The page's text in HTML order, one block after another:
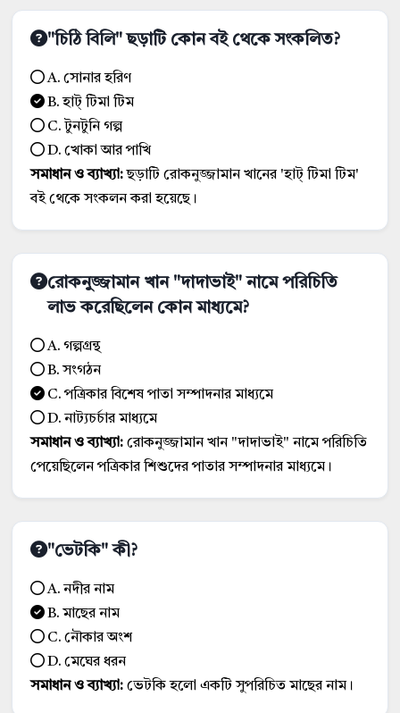
"চিঠি বিলি" ছড়াটি কোন বই থেকে সংকলিত?
A. সোনার হরিণ
B. হাট্ টিমা টিম
C. টুনটুনি গল্প
D. খোকা আর পাখি
সমাধান ও ব্যাখ্যা:ছড়াটি রোকনুজ্জামান খানের 'হাট্ টিমা টিম'
বই থেকে সংকলন করা হয়েছে।
রোকনুজ্জামান খান "দাদাভাই" নামে পরিচিতি
লাভ করেছিলেন কোন মাধ্যমে?
A. গল্পগ্রন্থ
B. সংগঠন
C. পত্রিকার বিশেষ পাতা সম্পাদনার মাধ্যমে
D. নাট্যচর্চার মাধ্যমে
সমাধান ও ব্যাখ্যা: রোকনুজ্জামান খান "দাদাভাই" নামে পরিচিতি
পেয়েছিলেন পত্রিকার শিশুদের পাতার সম্পাদনার মাধ্যমে।
"ভেটকি" কী?
A. নদীর নাম
B. মাছের নাম
C. নৌকার অংশ
D. মেঘের ধরন
সমাধান ও ব্যাখ্যা: ভেটকি হলো একটি সুপরিচিত মাছের নাম।